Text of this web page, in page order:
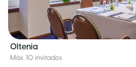
Oltenia
Máx. 10 invitados